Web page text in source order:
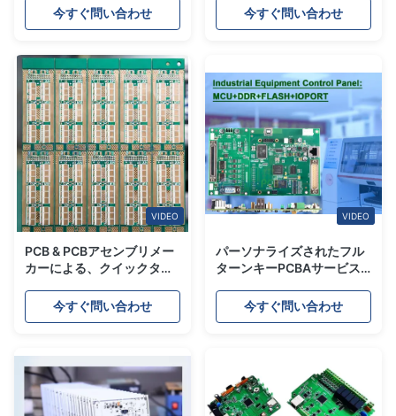
サービス クイックターン
PCB組立
今すぐ問い合わせ 今すぐ問い合わせ
VIDEO
PCB & PCBアセンブリメー
カーによる、クイックター
パー多層基板
今すぐ問い合わせ
VIDEO
パーソナライズされたフル
ターンキーPCBAサービス
ターンPCB製造
今すぐ問い合わせ